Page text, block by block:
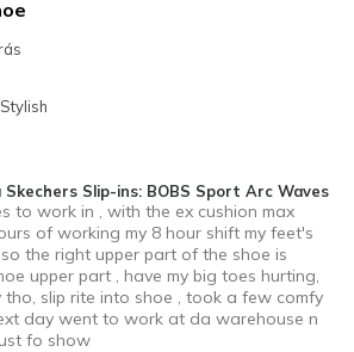
Stylish
Slip-ins: BOBS Sport Arc Waves
to work in , with the ex cushion max
of working my 8 hour shift my feet's
the right upper part of the shoe is
upper part , have my big toes hurting,
slip rite into shoe , took a few comfy
day went to work at da warehouse n
fo show